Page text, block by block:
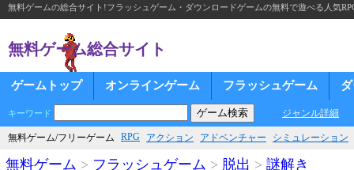
無料ゲームの総合サイト!フラッシュゲーム・ダウンロードゲームの無料で遊べる人気
無料ゲーム総合サイト
ゲームトップ オンラインゲーム フラッシュゲーム
キーワード ジャンル詳細
無料ゲーム/フリーゲーム RPG アクション アドベンチャー シミュレーション
無料ゲーム > フラッシュゲーム > 脱出 > 謎解き